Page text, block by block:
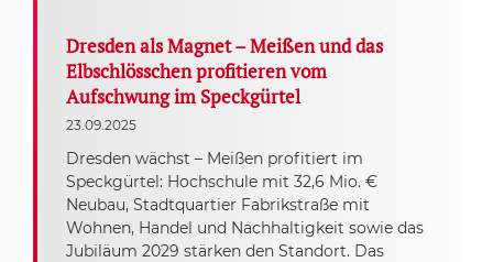
Dresden als Magnet – Meißen und das
Elbschlösschen profitieren vom
Aufschwung im Speckgürtel
23.09.2025
Dresden wächst – Meißen profitiert im
Speckgürtel: Hochschule mit 32,6 Mio. €
Neubau, Stadtquartier Fabrikstraße mit
Wohnen, Handel und Nachhaltigkeit sowie das
Jubiläum 2029 stärken den Standort. Das